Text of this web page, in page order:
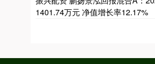
1401.74万元 净值增长率12.17%